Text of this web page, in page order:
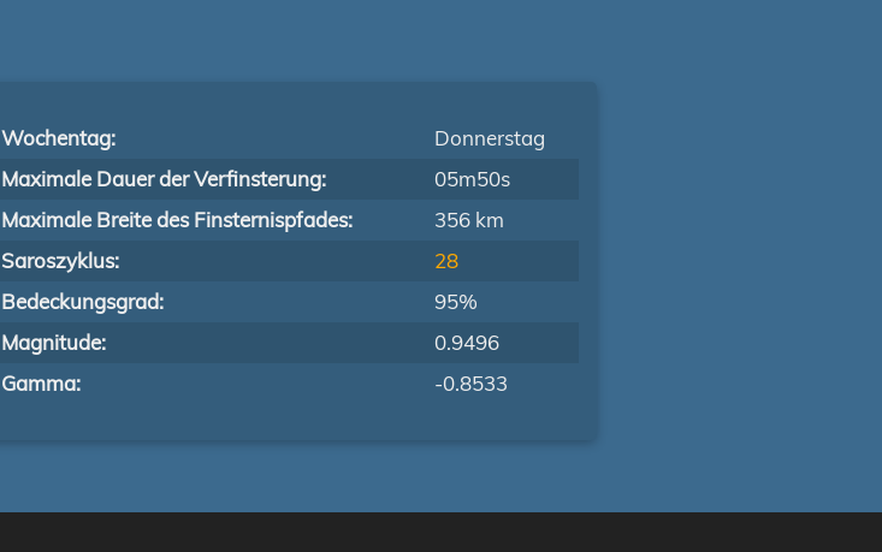
Wochentag:
Donnerstag
Maximale Dauer der Verfinsterung:
05m50s
Maximale Breite des Finsternispfades:
356 km
Saroszyklus:
28
Bedeckungsgrad:
95%
Magnitude:
0.9496
Gamma:
-0.8533